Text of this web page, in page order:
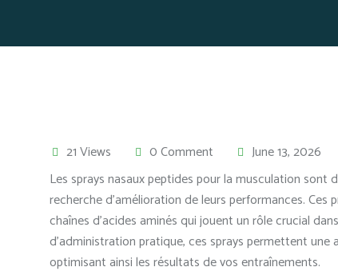
21 Views 0 Comment
June 13, 2026
Les sprays nasaux peptides pour la musculation sont
recherche d’amélioration de leurs performances.
chaînes d’acides aminés qui jouent un rôle crucial
d’administration pratique, ces sprays permettent
optimisant ainsi les résultats de vos entraînements.